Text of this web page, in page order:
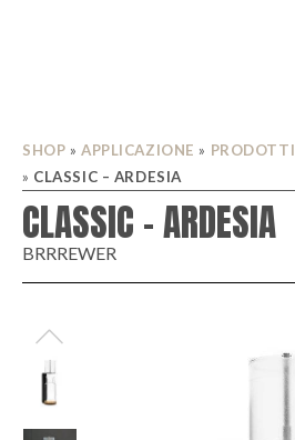
SHOP » APPLICAZIONE » PRODOTTI
» CLASSIC – ARDESIA
CLASSIC – ARDESIA
BRRREWER